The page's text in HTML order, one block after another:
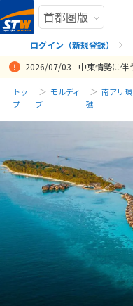
ログイン（新規登録）
まだ
ま
2026/07/03 中東情勢に伴
トッ
プ
モルディ
ブ
南アリ環
礁